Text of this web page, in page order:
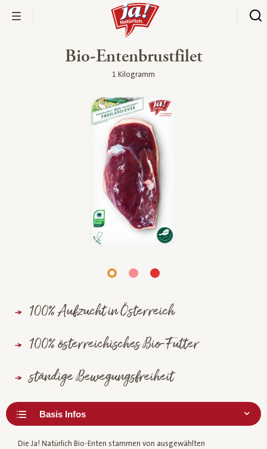
Bio-Entenbrustfilet
1 Kilogramm
100% Aufzucht in Österreich
100% österreichisches Bio-Futter
ständige Bewegungsfreiheit
Die Ja! Natürlich Bio-Enten stammen von ausgewählten